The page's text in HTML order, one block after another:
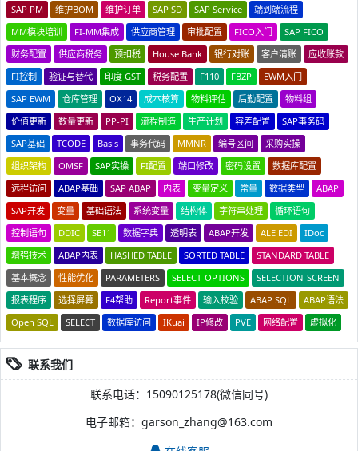
SAP PM
维护BOM 维护订单 SAP SD SAP Service
端到端流程
MM模块培训
FI-MM集成 供应商管理 审批配置 FICO入门
SAP FICO
财务配置
供应商税务 预扣税 House Bank 银行对账 客户清账
应收账款
FI控制
验证与替代 印度 GST 税务配置 F110 FBZP
EWM入门
SAP EWM
仓库管理 OX14 成本核算 物料评估 后勤配置
物料组
价值更新
数量更新 PP-PI 流程制造 生产计划 容差配置
SAP事务码
SAP基础
TCODE Basis 事务代码 MMNR 编号区间
采购实操
组织架构
OMSF SAP实操 FI配置 端口修改 密码设置
数据库配置
远程访问
ABAP基础 SAP ABAP 内表 变量定义 常量 数据类型
ABAP
SAP开发
变量 基础语法 系统变量 结构体 字符串处理
循环语句
控制语句
DDIC SE11 数据字典 透明表 ABAP开发 ALE EDI
IDoc
增强技术
ABAP内表 HASHED TABLE SORTED TABLE
STANDARD TABLE
基本概念
性能优化 PARAMETERS SELECT-OPTIONS
SELECTION-SCREEN
报表程序
选择屏幕 F4帮助 Report事件 输入校验 ABAP SQL
ABAP语法
Open SQL
SELECT 数据库访问 IKuai IP修改 PVE 网络配置 虚拟化
联系我们
联系电话：15090125178(微信同号)
电子邮箱：garson_zhang@163.com